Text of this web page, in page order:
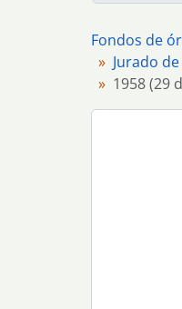
Fondos de
Jurado
1958 (29